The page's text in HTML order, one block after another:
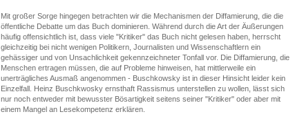
Mit großer Sorge hingegen betrachten wir die Mechanismen der Diffamierung, die die
öffentliche Debatte um das Buch dominieren. Während durch die Art der Äußerungen
häufig offensichtlich ist, dass viele "Kritiker" das Buch nicht gelesen haben, herrscht
gleichzeitig bei nicht wenigen Politikern, Journalisten und Wissenschaftlern ein
gehässiger und von Unsachlichkeit gekennzeichneter Tonfall vor. Die Diffamierung, die
Menschen ertragen müssen, die auf Probleme hinweisen, hat mittlerweile ein
unerträgliches Ausmaß angenommen - Buschkowsky ist in dieser Hinsicht leider kein
Einzelfall. Heinz Buschkwosky ernsthaft Rassismus unterstellen zu wollen, lässt sich
nur noch entweder mit bewusster Bösartigkeit seitens seiner "Kritiker" oder aber mit
einem Mangel an Lesekompetenz erklären.